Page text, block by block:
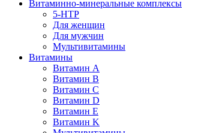
Витаминно-минеральные комплексы
5-HTP
Для женщин
Для мужчин
Мультивитамины
Витамины
Витамин A
Витамин B
Витамин C
Витамин D
Витамин E
Витамин K